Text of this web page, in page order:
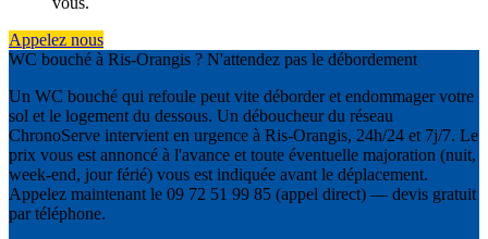
Appelez nous
WC bouché à Ris-Orangis ? N'attendez pas le débordement
Un WC bouché qui refoule peut vite déborder et endommager votre
sol et le logement du dessous. Un déboucheur du réseau
ChronoServe intervient en urgence à Ris-Orangis, 24h/24 et 7j/7. Le
prix vous est annoncé à l'avance et toute éventuelle majoration (nuit,
week-end, jour férié) vous est indiquée avant le déplacement.
Appelez maintenant le 09 72 51 99 85 (appel direct) — devis gratuit
par téléphone.